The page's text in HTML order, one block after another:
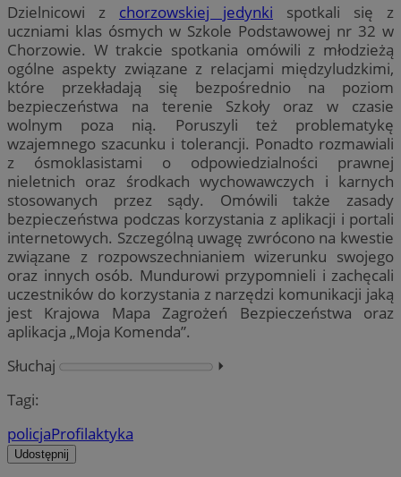
Dzielnicowi z chorzowskiej jedynki spotkali się z
uczniami klas ósmych w Szkole Podstawowej nr 32 w
Chorzowie. W trakcie spotkania omówili z młodzieżą
ogólne aspekty związane z relacjami międzyludzkimi,
które przekładają się bezpośrednio na poziom
bezpieczeństwa na terenie Szkoły oraz w czasie
wolnym poza nią. Poruszyli też problematykę
wzajemnego szacunku i tolerancji. Ponadto rozmawiali
z ósmoklasistami o odpowiedzialności prawnej
nieletnich oraz środkach wychowawczych i karnych
stosowanych przez sądy. Omówili także zasady
bezpieczeństwa podczas korzystania z aplikacji i portali
internetowych. Szczególną uwagę zwrócono na kwestie
związane z rozpowszechnianiem wizerunku swojego
oraz innych osób. Mundurowi przypomnieli i zachęcali
uczestników do korzystania z narzędzi komunikacji jaką
jest Krajowa Mapa Zagrożeń Bezpieczeństwa oraz
aplikacja „Moja Komenda”.
Słuchaj
⏵︎
Tagi:
policjaProfilaktyka
Udostępnij